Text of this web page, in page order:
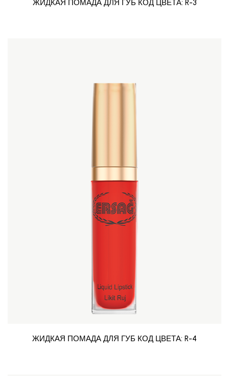
ЖИДКАЯ ПОМАДА ДЛЯ ГУБ КОД ЦВЕТА: R-3
ЖИДКАЯ ПОМАДА ДЛЯ ГУБ КОД ЦВЕТА: R-4